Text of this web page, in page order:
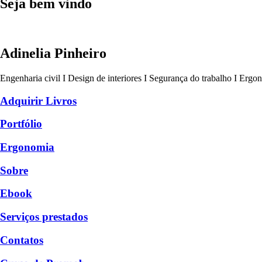
Seja bem vindo
Adinelia Pinheiro
Engenharia civil I Design de interiores I Segurança do trabalho I
Adquirir Livros
Portfólio
Ergonomia
Sobre
Ebook
Serviços prestados
Contatos